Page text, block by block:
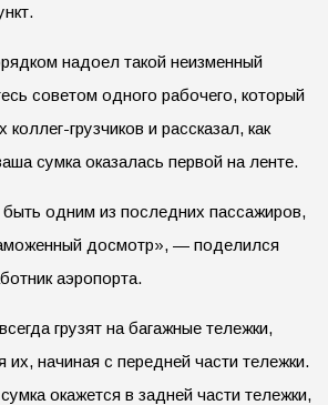
надоел такой неизменный
советом одного рабочего, который
коллег-грузчиков и рассказал, как
сумка оказалась первой на ленте.
одним из последних пассажиров,
досмотр», — поделился
аэропорта.
грузят на багажные тележки,
их, начиная с передней части тележки.
окажется в задней части тележки,